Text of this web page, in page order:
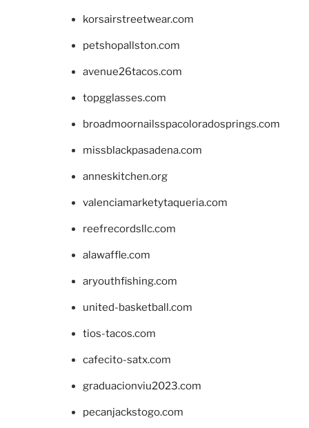
korsairstreetwear.com
petshopallston.com
avenue26tacos.com
topgglasses.com
broadmoornailsspacoloradosprings.com
missblackpasadena.com
anneskitchen.org
valenciamarketytaqueria.com
reefrecordsllc.com
alawaffle.com
aryouthfishing.com
united-basketball.com
tios-tacos.com
cafecito-satx.com
graduacionviu2023.com
pecanjackstogo.com